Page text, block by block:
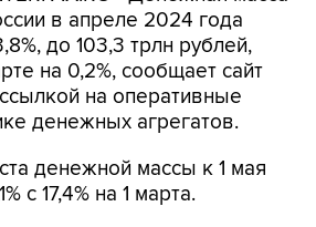
в апреле 2024 года
до 103,3 трлн рублей,
на 0,2%, сообщает сайт
на оперативные
денежных агрегатов.
денежной массы к 1 мая
с 17,4% на 1 марта.